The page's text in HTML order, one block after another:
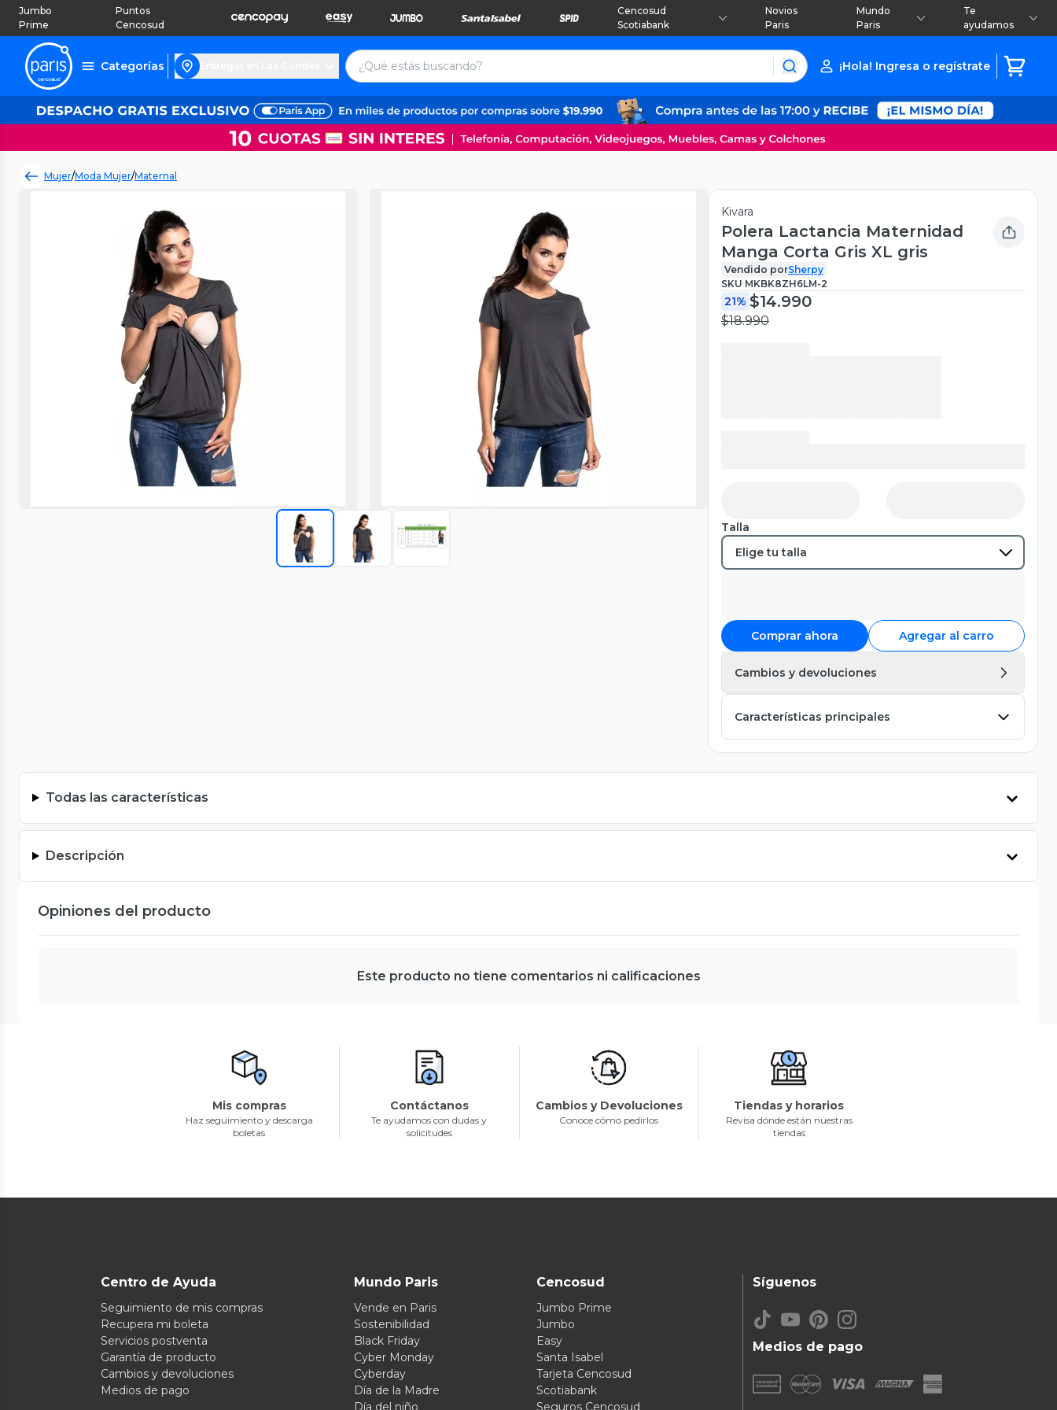
Jumbo
Prime
Puntos
Cencosud
Cencosud
Scotiabank
Novios
Paris
Mundo
Paris
Te
ayudamos
Categorías ¡Hola! Ingresa o regístrate
Mujer/Moda Mujer/Maternal
Kivara
Polera Lactancia Maternidad
Manga Corta Gris XL gris
Vendido porSherpy
SKU MKBK8ZH6LM-2
21% $14.990
$18.990
Talla
Comprar ahora Agregar al carro
Cambios y devoluciones
Características principales
Todas las características
Descripción
Opiniones del producto
Este producto no tiene comentarios ni calificaciones
Mis compras
Haz seguimiento y descarga
boletas
Contáctanos
Te ayudamos con dudas y
solicitudes
Cambios y Devoluciones
Conoce cómo pedirlos
Tiendas y horarios
Revisa dónde están nuestras
tiendas
Centro de Ayuda
Seguimiento de mis compras
Recupera mi boleta
Servicios postventa
Garantía de producto
Cambios y devoluciones
Medios de pago
Mundo Paris
Vende en Paris
Sostenibilidad
Black Friday
Cyber Monday
Cyberday
Día de la Madre
Día del niño
Cencosud
Jumbo Prime
Jumbo
Easy
Santa Isabel
Tarjeta Cencosud
Scotiabank
Seguros Cencosud
Medios de pago
Síguenos